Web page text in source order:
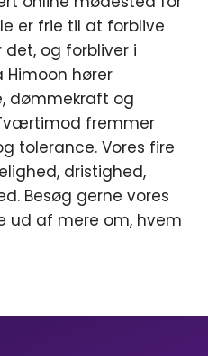
er frie til at forblive
det, og forbliver i
Himoon hører
dømmekraft og
fremmer
tolerance. Vores fire
dristighed,
Besøg gerne vores
ud af mere om, hvem